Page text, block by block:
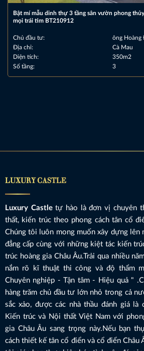
Bật mí mẫu dinh thự 3 tầng sân vườn phong
mọi trái tim BT210912
Chủ đầu tư:
ông Hoàng
Địa chỉ:
Cà Mau
Diện tích:
350m2
Số tầng:
3
LUXURY CASTLE
Luxury Castletự hào là đơn vị chuyên
thất, kiến trúc theo phong cách tân cổ
Chúng tôi luôn mong muốn xây dựng lên
đẳng cấp cùng với những kiệt tác kiến
trúc hoàng gia Châu Âu.Trải qua nhiều
nắm rõ kĩ thuật thi công và độ thẩm
Chuyên nghiệp - Tận tâm - Hiệu quả "
hàng trăm chủ đầu tư lớn nhỏ trong cả
sắc xảo, được các nhà thầu đánh giá là
Kiến trúc và Nội thất Việt Nam với
gia Châu Âu sang trọng này.Nếu bạn
cách thiết kế tân cổ điển và cổ điển Châu